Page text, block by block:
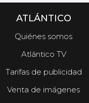
ATLÁNTICO
Quiénes somos
Atlántico TV
Tarifas de publicidad
Venta de imágenes